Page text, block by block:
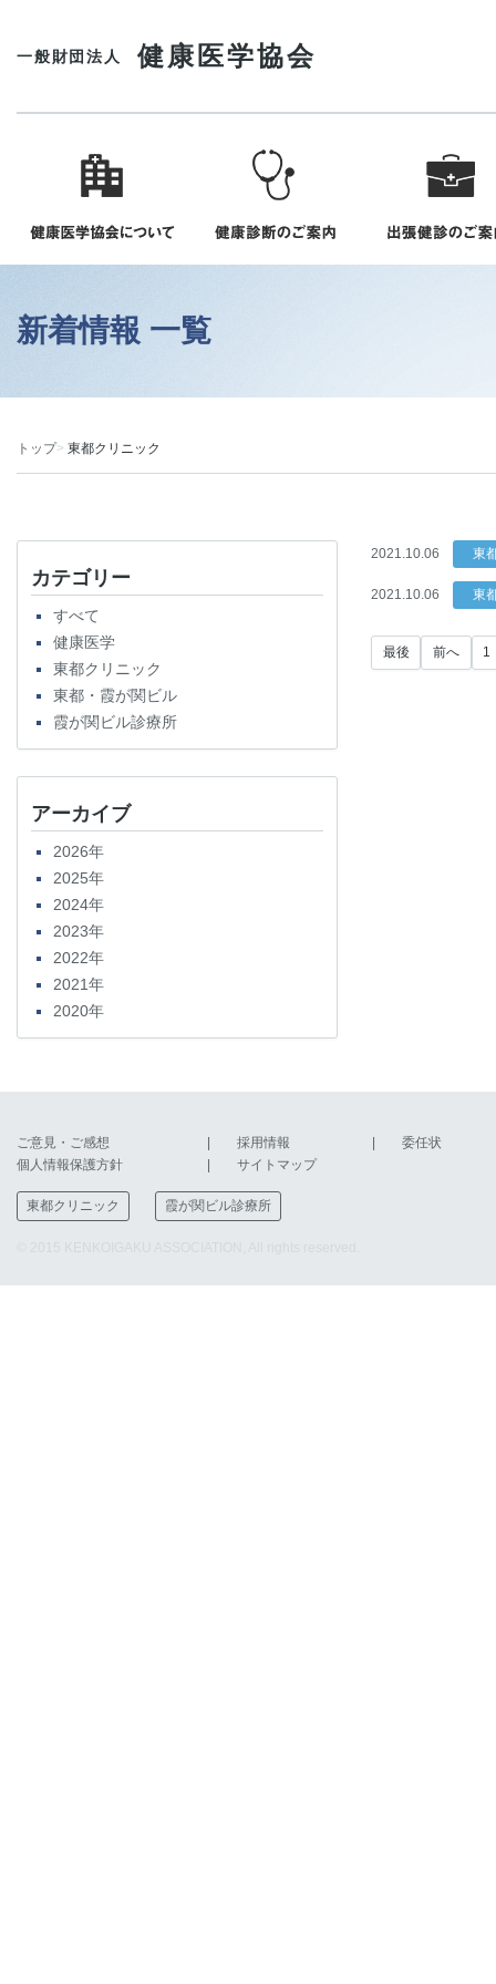
一般財団法人 健康医学協会
新着情報 一覧
トップ 東都クリニック
カテゴリー
すべて
健康医学
東都クリニック
東都・霞が関ビル
霞が関ビル診療所
アーカイブ
2026年
2025年
2024年
2023年
2022年
2021年
2020年
2021.10.06 東
2021.10.06 東
最後 前へ 1
ご意見・ご感想 採用情報
委任状
個人情報保護方針
サイトマップ
東都クリニック 霞が関ビル診療所